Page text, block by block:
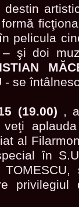
pelicula
– şi doi
- se
(19.00) ,
al
în